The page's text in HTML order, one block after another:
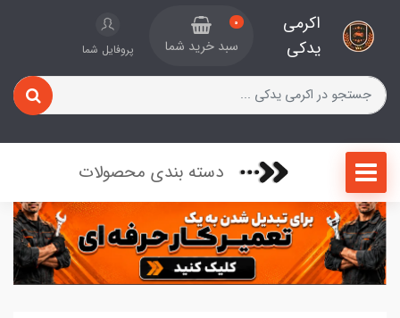
اکرمی
یدکی
0
سبد خرید شما پروفایل شما
دسته بندی محصولات